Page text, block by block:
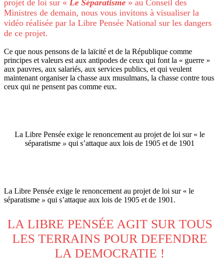
projet de loi sur « Le Séparatisme » au Conseil des
Ministres de demain, nous vous invitons à visualiser la
vidéo réalisée par la Libre Pensée National sur les dangers
de ce projet.
Ce que nous pensons de la laïcité et de la République comme
principes et valeurs est aux antipodes de ceux qui font la « guerre »
aux pauvres, aux salariés, aux services publics, et qui veulent
maintenant organiser la chasse aux musulmans, la chasse contre tous
ceux qui ne pensent pas comme eux.
La Libre Pensée exige le renoncement au projet de loi sur « le
séparatisme » qui s’attaque aux lois de 1905 et de 1901
La Libre Pensée exige le renoncement au projet de loi sur « le
séparatisme » qui s’attaque aux lois de 1905 et de 1901.
LA LIBRE PENSÉE AGIT SUR TOUS
LES TERRAINS POUR DEFENDRE
LA DEMOCRATIE !